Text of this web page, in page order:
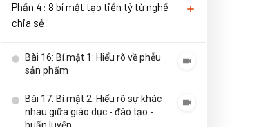
Phần 4: 8 bí mật tạo tiền tỷ từ nghề
chia sẻ
Bài 16: Bí mật 1: Hiểu rõ về phễu
sản phẩm
Bài 17: Bí mật 2: Hiểu rõ sự khác
nhau giữa giáo dục - đào tạo -